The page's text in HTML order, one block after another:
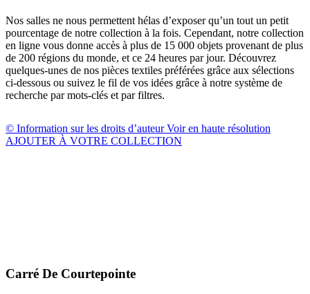
Nos salles ne nous permettent hélas d’exposer qu’un tout un petit
pourcentage de notre collection à la fois. Cependant, notre collection
en ligne vous donne accès à plus de 15 000 objets provenant de plus
de 200 régions du monde, et ce 24 heures par jour. Découvrez
quelques-unes de nos pièces textiles préférées grâce aux sélections
ci-dessous ou suivez le fil de vos idées grâce à notre système de
recherche par mots-clés et par filtres.
© Information sur les droits d’auteurVoir en haute résolution
AJOUTER À VOTRE COLLECTION
Carré De Courtepointe